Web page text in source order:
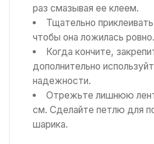
раз смазывая ее клеем.
Тщательно
чтобы она ложилась ровно.
Когда кончите,
дополнительно
надежности.
Отрежьте лишнюю
см. Сделайте петлю для
шарика.